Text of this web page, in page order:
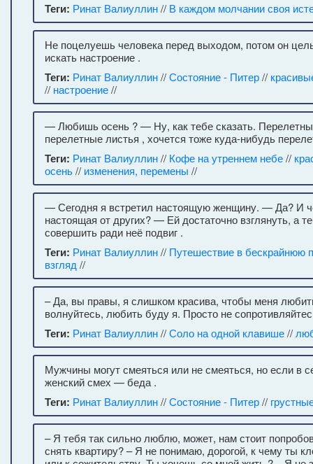
Теги: Ринат Валиуллин// В каждом молчании своя
Не поцелуешь человека перед выходом, потом он
искать настроение .
Теги: Ринат Валиуллин//Состояние - Питер//
// настроение//
— Любишь осень ? — Ну, как тебе сказать.
перелетные листья , хочется тоже куда-нибудь
Теги: Ринат Валиуллин// Кофе на утреннем небе//
осень// изменения, перемены //
— Сегодня я встретил настоящую женщину. — Да? И
настоящая от других? — Ей достаточно взглянуть, а
совершить ради неё подвиг .
Теги: Ринат Валиуллин// Путешествие в бескрайнюю
взгляд //
– Да, вы правы, я слишком красива, чтобы меня
волнуйтесь, любить буду я. Просто не
Теги: Ринат Валиуллин//Соло на одной клавише//
Мужчины могут смеяться или не смеяться, но если в
женский смех — беда .
Теги: Ринат Валиуллин//Состояние - Питер//
– Я тебя так сильно люблю, может, нам стоит
снять квартиру? – Я не понимаю, дорогой, к чему ты